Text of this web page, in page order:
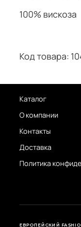
100% вискоза
Код товара:
Каталог
О компании
Контакты
Доставка
Политика
ЕВРОПЕЙСКИЙ